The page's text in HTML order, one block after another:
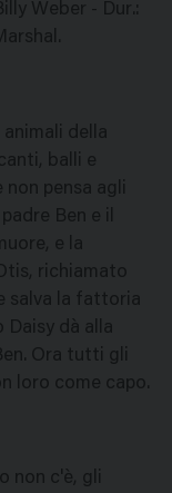
Weber - Dur.:
della
balli e
pensa agli
Ben e il
e la
richiamato
salva la fattoria
Daisy dà alla
Ora tutti gli
loro come capo.
non c'è, gli